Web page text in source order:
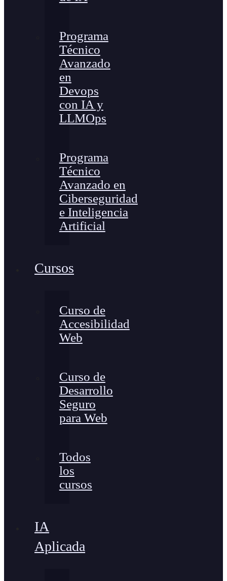
Programa
Técnico
Avanzado
en
Devops
con IA y
LLMOps
Programa
Técnico
Avanzado en
Ciberseguridad
e Inteligencia
Artificial
Cursos
Curso de
Accesibilidad
Web
Curso de
Desarrollo
Seguro
para Web
Todos
los
cursos
IA
Aplicada